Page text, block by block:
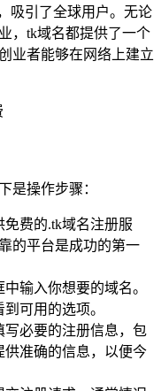
吸引了全球用户。无论
，tk域名都提供了一个
业者能够在网络上建立
是操作步骤：
免费的.tk域名注册服
的平台是成功的第一
输入你想要的域名。
可用的选项。
写必要的注册信息，包
准确的信息，以便今